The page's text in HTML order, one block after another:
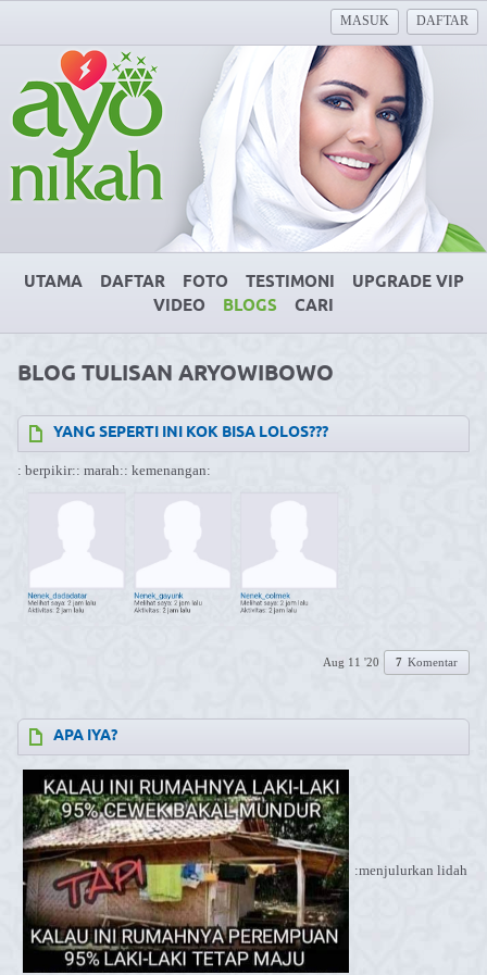
MASUK DAFTAR
UTAMA DAFTAR FOTO TESTIMONI
UPGRADE VIP
VIDEO
BLOGS CARI
BLOG TULISAN ARYOWIBOWO
YANG SEPERTI INI KOK BISA LOLOS???
: berpikir:: marah:: kemenangan:
Aug 11 '20 7 Komentar
APA IYA?
:menjulurkan lidah